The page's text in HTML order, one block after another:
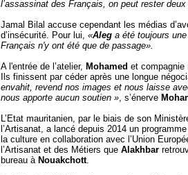
l’assassinat des Français, on peut rester
Jamal Bilal accuse cependant les médias
d’insécurité. Pour lui, «Aleg a été toujours
Français n'y ont été que de passage».
A l'entrée de l’atelier, Mohamed et compagnie
Ils finissent par céder après une longue
envahit, revend nos images et nous laisse
nous apporte aucun soutien », s’énerve
L’Etat mauritanien, par le biais de son
l’Artisanat, a lancé depuis 2014 un
la culture en collaboration avec l’Union
l’Artisanat et des Métiers que Alakhbar
bureau à Nouakchott.